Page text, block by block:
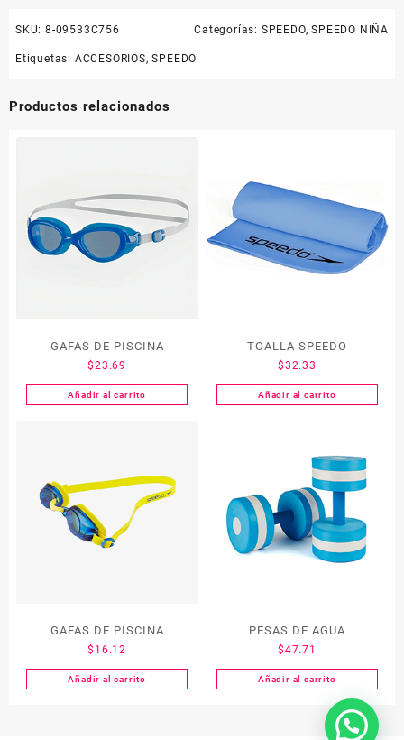
SKU: 8-09533C756 Categorías: SPEEDO,SPEEDO NIÑA
Etiquetas: ACCESORIOS,SPEEDO
Productos relacionados
GAFAS DE PISCINA
$23.69
Añadir al carrito
TOALLA SPEEDO
$32.33
Añadir al carrito
GAFAS DE PISCINA
$ 16.12
Añadir al carrito
PESAS DE AGUA
$47.71
Añadir al carrito